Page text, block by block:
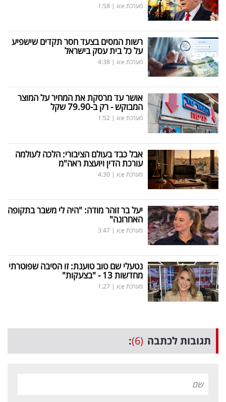
מערכת ice |
1:58
רשות המסים בצעד חסר תקדים שישפיע
על כל בית עסק בישראל
מערכת ice |
4:38
אושר עד מרסקת את המחיר על המוצר
המבוקש - רק ב-79.90 שקל
מערכת ice |
1:52
אבל כבד בעולם הציבורי: הלכה לעולמה
עורכת הדין ויועצת ראה"מ
מערכת ice |
4:30
יעל בר זוהר מודה: "היה לי משבר בתקופה
האחרונה"
מערכת ice |
3:47
נטעלי שם טוב טוענת: זו הסיבה שפוטרתי
מחדשות 13 - "בצעקות"
מערכת ice |
1:27
תגובות לכתבה (6)
: